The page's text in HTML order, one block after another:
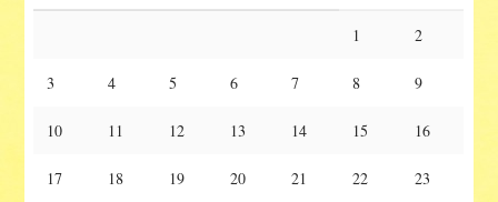
1 2
3 4 5 6 7 8 9
10 11 12 13 14 15 16
17 18 19 20 21 22 23